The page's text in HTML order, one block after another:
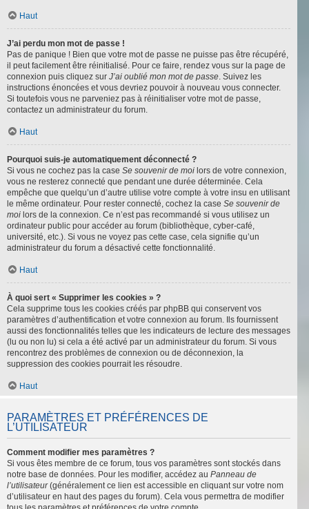
Haut
J’ai perdu mon mot de passe !
Pas de panique ! Bien que votre mot de passe ne puisse pas être récupéré,
il peut facilement être réinitialisé. Pour ce faire, rendez vous sur la page de
connexion puis cliquez sur J’ai oublié mon mot de passe. Suivez les
instructions énoncées et vous devriez pouvoir à nouveau vous connecter.
Si toutefois vous ne parveniez pas à réinitialiser votre mot de passe,
contactez un administrateur du forum.
Haut
Pourquoi suis-je automatiquement déconnecté ?
Si vous ne cochez pas la case Se souvenir de moi lors de votre connexion,
vous ne resterez connecté que pendant une durée déterminée. Cela
empêche que quelqu’un d’autre utilise votre compte à votre insu en utilisant
le même ordinateur. Pour rester connecté, cochez la case Se souvenir de
moi lors de la connexion. Ce n’est pas recommandé si vous utilisez un
ordinateur public pour accéder au forum (bibliothèque, cyber-café,
université, etc.). Si vous ne voyez pas cette case, cela signifie qu’un
administrateur du forum a désactivé cette fonctionnalité.
Haut
À quoi sert « Supprimer les cookies » ?
Cela supprime tous les cookies créés par phpBB qui conservent vos
paramètres d’authentification et votre connexion au forum. Ils fournissent
aussi des fonctionnalités telles que les indicateurs de lecture des messages
(lu ou non lu) si cela a été activé par un administrateur du forum. Si vous
rencontrez des problèmes de connexion ou de déconnexion, la
suppression des cookies pourrait les résoudre.
Haut
PARAMÈTRES ET PRÉFÉRENCES DE
L’UTILISATEUR
Comment modifier mes paramètres ?
Si vous êtes membre de ce forum, tous vos paramètres sont stockés dans
notre base de données. Pour les modifier, accédez au Panneau de
l’utilisateur(généralement ce lien est accessible en cliquant sur votre nom
d’utilisateur en haut des pages du forum). Cela vous permettra de modifier